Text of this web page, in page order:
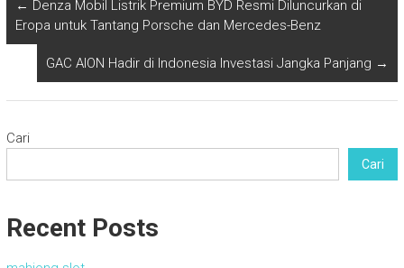
← Denza Mobil Listrik Premium BYD Resmi Diluncurkan di
Eropa untuk Tantang Porsche dan Mercedes-Benz
GAC AION Hadir di Indonesia Investasi Jangka Panjang →
Cari
Cari
Recent Posts